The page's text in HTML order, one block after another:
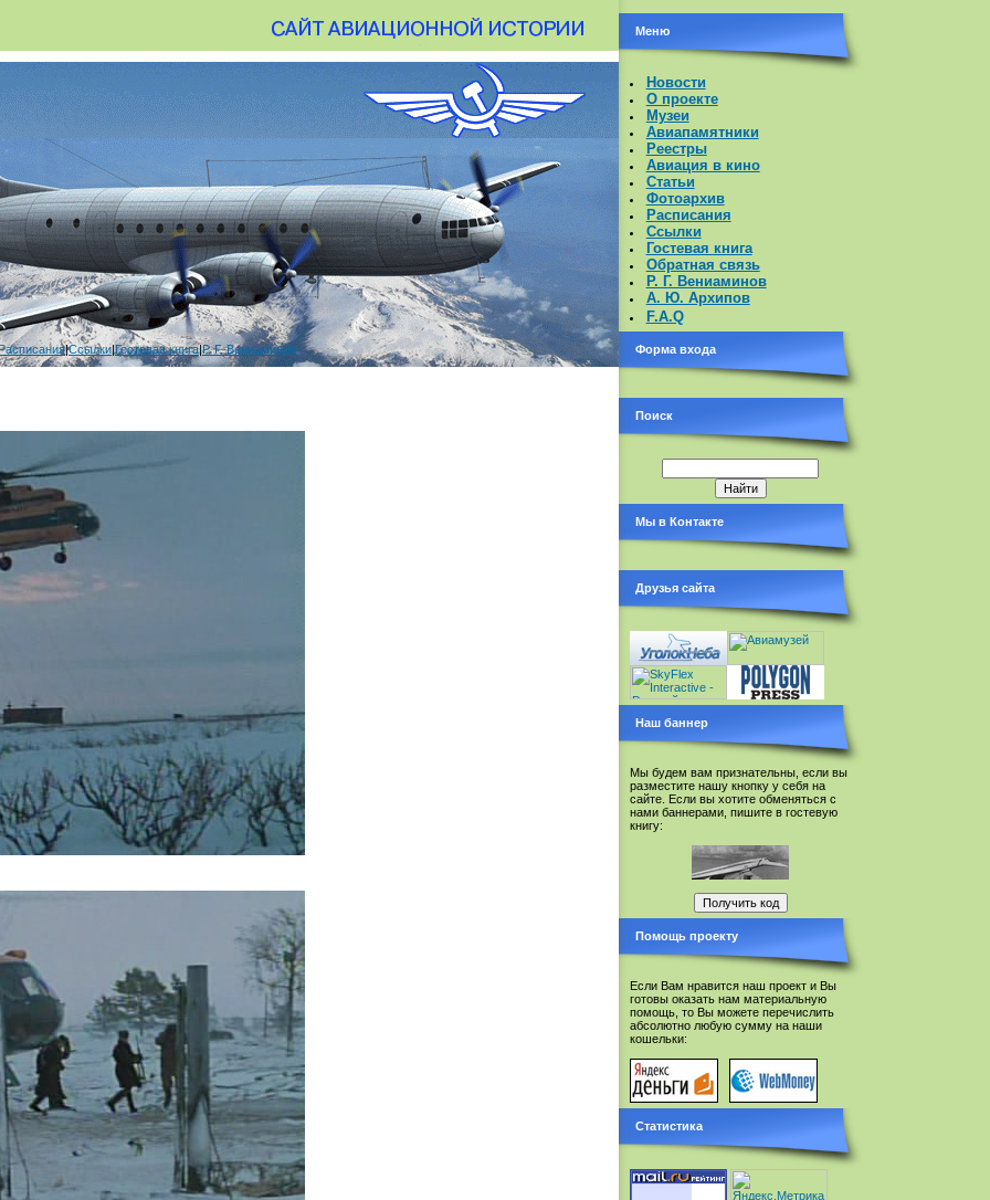
|Ссылки|Гостевая книга|Р. Г. Вениаминов
Меню
Новости
О проекте
Музеи
Авиапамятники
Реестры
Авиация в кино
Статьи
Фотоархив
Расписания
Ссылки
Гостевая книга
Обратная связь
Р. Г. Вениаминов
А. Ю. Архипов
F.A.Q
Форма входа
Поиск
Мы в Контакте
Друзья сайта
Наш баннер
Мы будем вам признательны, если вы
разместите нашу кнопку у себя на
сайте. Если вы хотите обменяться с
нами баннерами, пишите в гостевую
книгу:
Помощь проекту
Если Вам нравится наш проект и Вы
готовы оказать нам материальную
помощь, то Вы можете перечислить
абсолютно любую сумму на наши
кошельки:
Статистика